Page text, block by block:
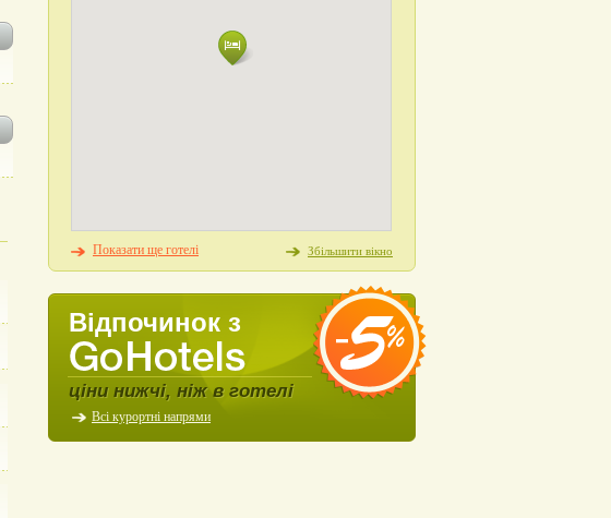
Показати ще готелі Збільшити вікно
Відпочинок з
ціни нижчі, ніж в готелі
Всі курортні напрями